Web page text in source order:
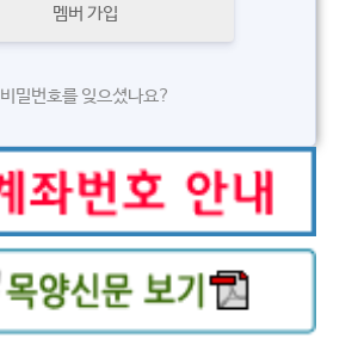
멤버 가입
비밀번호를 잊으셨나요?